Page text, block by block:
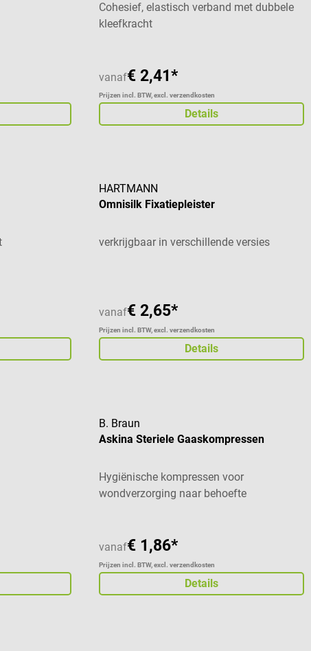
Cohesief, elastisch verband met dubbele
kleefkracht
vanaf€ 2,41*
Prijzen incl. BTW, excl. verzendkosten
Details
HARTMANN
Omnisilk Fixatiepleister
verkrijgbaar in verschillende versies
vanaf€ 2,65*
Prijzen incl. BTW, excl. verzendkosten
Details
B. Braun
Askina Steriele Gaaskompressen
Hygiënische kompressen voor
wondverzorging naar behoefte
vanaf€ 1,86*
Prijzen incl. BTW, excl. verzendkosten
Details